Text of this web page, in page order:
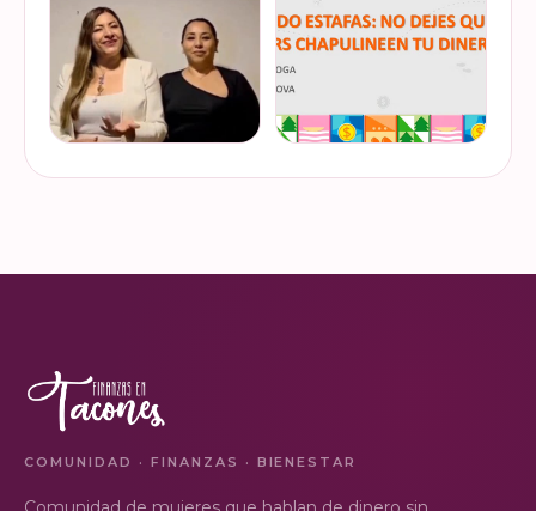
de tus finanzas en la serie
de "Mu…
VER EN
INSTAGRAM
ahorro o aguinaldo, es un
dinero…
VER EN
INSTAGRAM
de la Semana Nacional de
que los hackers
COMUNIDAD · FINANZAS · BIENESTAR